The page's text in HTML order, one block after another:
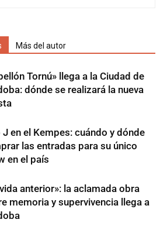
Más del autor
Tornú» llega a la Ciudad de
dónde se realizará la nueva
J en el Kempes: cuándo y dónde
las entradas para su único
en el país
anterior»: la aclamada obra
memoria y supervivencia llega a